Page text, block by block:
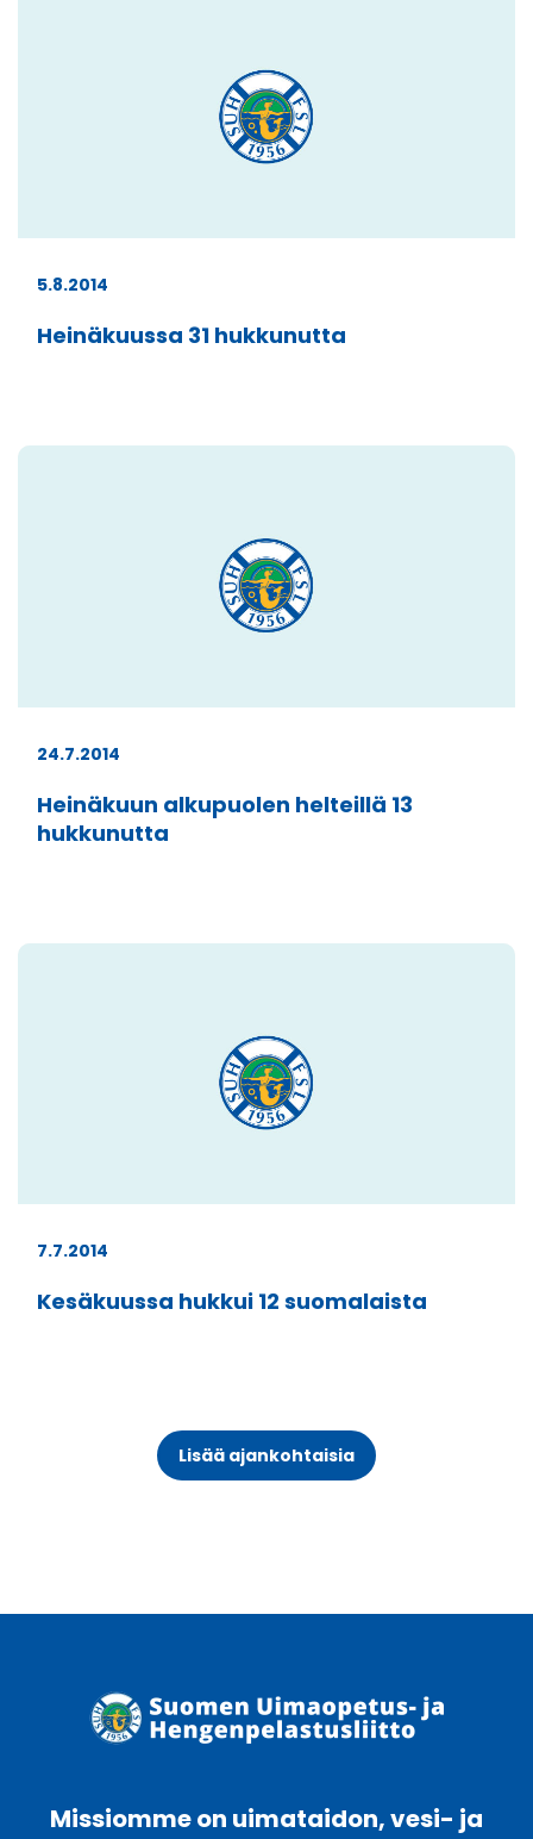
5.8.2014
Heinäkuussa 31 hukkunutta
24.7.2014
Heinäkuun alkupuolen helteillä 13
hukkunutta
7.7.2014
Kesäkuussa hukkui 12 suomalaista
Lisää ajankohtaisia
Missiomme on uimataidon, vesi- ja